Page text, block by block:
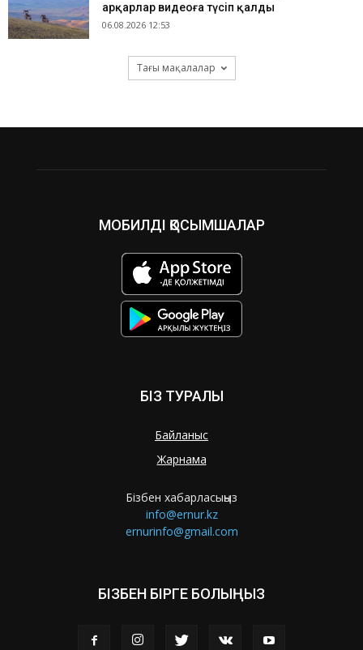
арқарлар видеоға түсіп қалды
06.08.2026 12:53
Тағы мақалалар
МОБИЛДІ ҚОСЫМШАЛАР
БІЗ ТУРАЛЫ
Байланыс
Жарнама
Бізбен хабарласыңыз
info@ernur.kz
ernurinfo@gmail.com
БІЗБЕН БІРГЕ БОЛЫҢЫЗ